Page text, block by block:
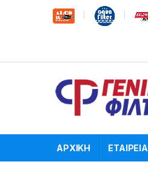
Skip to navigation
Skip to content
ΑΡΧΙΚΗ ΕΤΑΙΡΕΙΑ